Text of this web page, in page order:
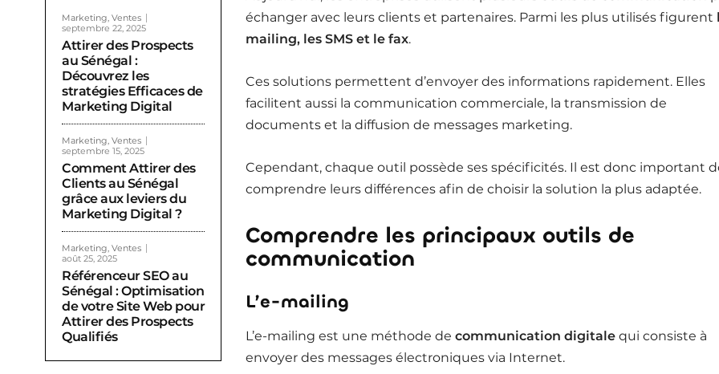
Marketing, Ventes
septembre 22, 2025
Attirer des Prospects
au Sénégal :
Découvrez les
stratégies Efficaces de
Marketing Digital
Marketing, Ventes
septembre 15, 2025
Comment Attirer des
Clients au Sénégal
grâce aux leviers du
Marketing Digital ?
Marketing, Ventes
août 25, 2025
Référenceur SEO au
Sénégal : Optimisation
de votre Site Web pour
Attirer des Prospects
Qualifiés
échanger avec leurs clients et partenaires. Parmi les plus utilisés figurent
mailing, les SMS et le fax.
Ces solutions permettent d’envoyer des informations rapidement. Elles
facilitent aussi la communication commerciale, la transmission de
documents et la diffusion de messages marketing.
Cependant, chaque outil possède ses spécificités. Il est donc important
comprendre leurs différences afin de choisir la solution la plus adaptée.
Comprendre les principaux outils de
communication
L’e-mailing
L’e-mailing est une méthode de communication digitale qui consiste à
envoyer des messages électroniques via Internet.